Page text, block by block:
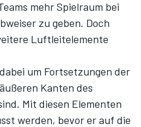
mehr Spielraum bei
zu geben. Doch
Luftleitelemente
um Fortsetzungen der
Kanten des
Mit diesen Elementen
werden, bevor er auf die